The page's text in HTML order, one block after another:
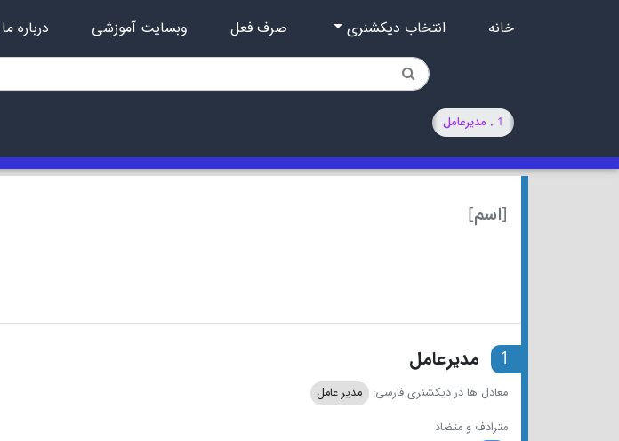
خانه انتخاب دیکشنری صرف فعل وبسایت آموزشی درباره ما
1 . مدیرعامل
[اسم]
1 مدیرعامل
معادل ها در دیکشنری فارسی:
مدیر عامل
مترادف و متضاد